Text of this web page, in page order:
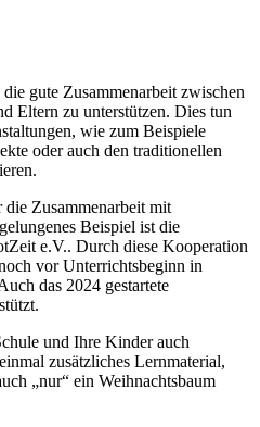
gute Zusammenarbeit zwischen
Eltern zu unterstützen. Dies tun
wie zum Beispiele
oder auch den traditionellen
Zusammenarbeit mit
Beispiel ist die
e.V.. Durch diese Kooperation
vor Unterrichtsbeginn in
das 2024 gestartete
und Ihre Kinder auch
zusätzliches Lernmaterial,
„nur“ ein Weihnachtsbaum